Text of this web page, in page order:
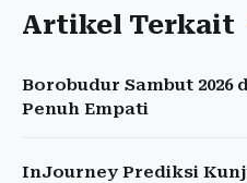
Artikel Terkait
Borobudur Sambut 2026
Penuh Empati
InJourney Prediksi